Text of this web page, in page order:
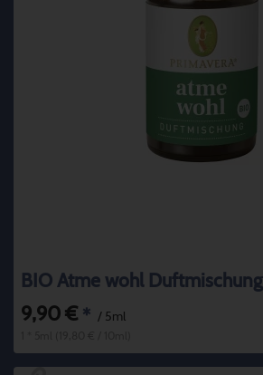
BIO Atme wohl Duftmischung
9,90 € * / 5ml